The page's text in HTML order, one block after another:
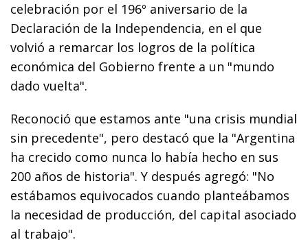
celebración por el 196º aniversario de la
Declaración de la Independencia, en el que
volvió a remarcar los logros de la política
económica del Gobierno frente a un "mundo
dado vuelta".
Reconoció que estamos ante "una crisis mundial
sin precedente", pero destacó que la "Argentina
ha crecido como nunca lo había hecho en sus
200 años de historia". Y después agregó: "No
estábamos equivocados cuando planteábamos
la necesidad de producción, del capital asociado
al trabajo".